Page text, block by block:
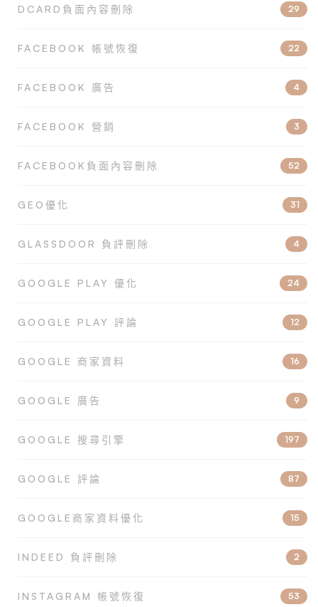
DCARD負面內容刪除 29
FACEBOOK 帳號恢復 22
FACEBOOK 廣告 4
FACEBOOK 營銷 3
FACEBOOK負面內容刪除 52
GEO優化 31
GLASSDOOR 負評刪除 4
GOOGLE PLAY 優化 24
GOOGLE PLAY 評論 12
GOOGLE 商家資料 16
GOOGLE 廣告 9
GOOGLE 搜尋引擎 197
GOOGLE 評論 87
GOOGLE商家資料優化 15
INDEED 負評刪除 2
INSTAGRAM 帳號恢復 53